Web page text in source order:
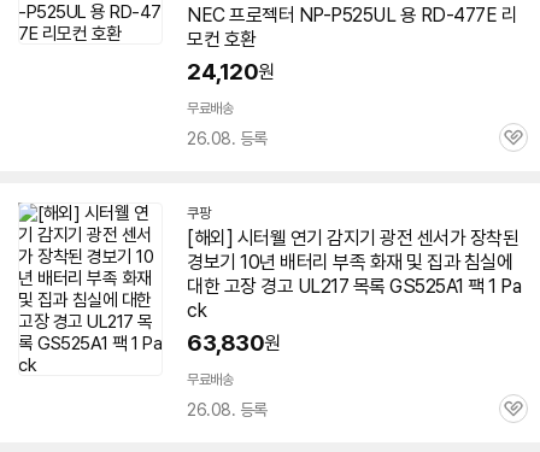
NEC 프로젝터 NP-P525UL 용 RD-477E 리
모컨 호환
24,120원
무료배송
26.08. 등록
관
쿠팡
[해외] 시터웰 연기 감지기 광전 센서가 장착된
경보기 10년 배터리 부족 화재 및 집과 침실에
대한 고장 경고 UL217 목록 GS525A1 팩 1 Pa
ck
63,830원
무료배송
26.08. 등록
관